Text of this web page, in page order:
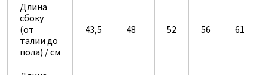
Длина
сбоку
(от
талии до
пола) / см
43,5 48 52 56 61